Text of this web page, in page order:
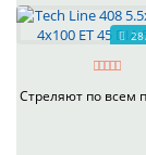
Стреляют по всем